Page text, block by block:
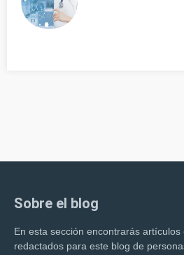
Sobre el blog
En esta sección encontrarás artículos
redactados para este blog de